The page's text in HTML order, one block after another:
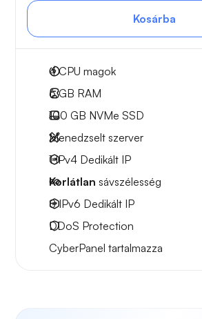
Kosárba
4CPU magok
6 GB RAM
100 GB NVMe SSD
Menedzselt szerver
1 IPv4 Dedikált IP
Korlátlan sávszélesség
8 IPv6 Dedikált IP
DDoS Protection
CyberPanel tartalmazza